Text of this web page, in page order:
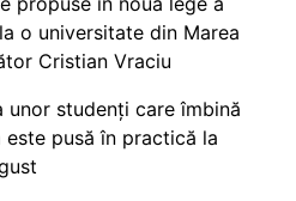
o universitate din Marea
Cristian Vraciu
unor studenți care îmbină
pusă în practică la